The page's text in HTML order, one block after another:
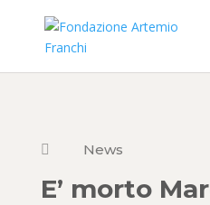
 News
E’ morto